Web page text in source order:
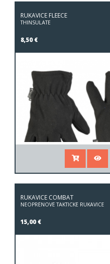
RUKAVICE FLEECE
THINSULATE
8,50 €
RUKAVICE COMBAT
NEOPRÉNOVÉ TAKTICKÉ RUKAVICE
15,00 €